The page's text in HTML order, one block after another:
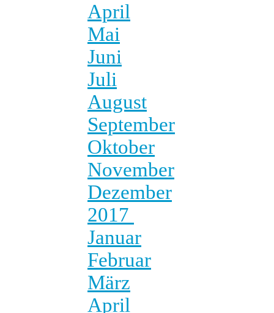
April
Mai
Juni
Juli
August
September
Oktober
November
Dezember
2017
Januar
Februar
März
April